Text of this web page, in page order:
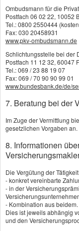
Sommerzeit ist
fahren und
ein
Versicherung
Zeitraum, in
ist. Wenn Ihr
Die KFZ-Steuer
Ruhemonate
Herbst ganz
wenn man es
wieder
meisten
Ombudsmann für die
Postfach 06 02 22, 10052
Tel.: 0800 2550444
Fax: 030 20458931
www.pkv-ombudsmann.de
Schlichtungsstelle bei der
Postfach 11 12 32, 60047
Tel.: 069 / 23 88 19 07
Fax: 069 / 70 90 90 99 01
www.bundesbank.de/de/
7. Beratung bei der
Im Zuge der Vermittlung
gesetzlichen Vorgaben an.
8. Informationen
Die Vergütung der
- konkret vereinbarte
- in der
- Kombination aus beidem.
Dies ist jeweils abhängig
und den